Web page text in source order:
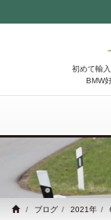
初めて輸
BMW
ブログ 2021年